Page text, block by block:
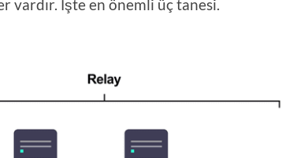
vardır. İşte en önemli üç tanesi.